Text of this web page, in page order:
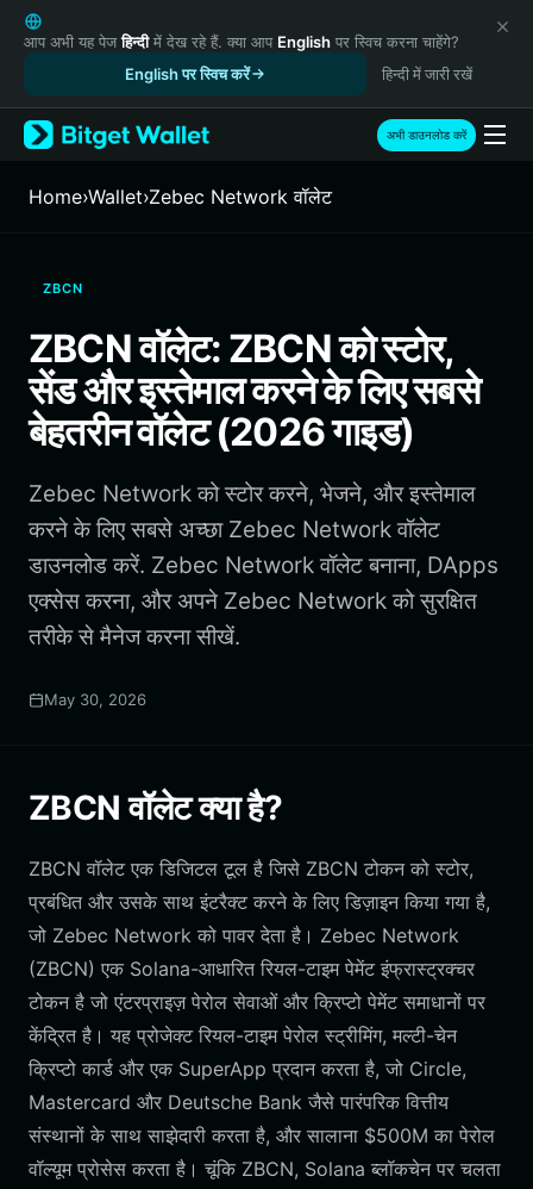
English
日本語
Русский
Español (Latinoamérica)
Türkçe
Italiano
繁體中文
Português (Portugal)
Bahasa Indonesia
ภาษาไทย
हिन्दी
Português (Brasil)
Español (Argentina)
आप अभी यह पेजहिन्दीमें देख रहे हैं. क्या आप English पर स्विच करना चाहेंगे?
English पर स्विच करें
हिन्दी में जारी रखें
अभी डाउनलोड करें
Home›Wallet›Zebec Network वॉलेट
ZBCN
ZBCN वॉलेट: ZBCN को स्टोर,
सेंड और इस्तेमाल करने के लिए सबसे
बेहतरीन वॉलेट (2026 गाइड)
Zebec Network को स्टोर करने, भेजने, और इस्तेमाल
करने के लिए सबसे अच्छा Zebec Network वॉलेट
डाउनलोड करें. Zebec Network वॉलेट बनाना, DApps
एक्सेस करना, और अपने Zebec Network को सुरक्षित
तरीके से मैनेज करना सीखें.
May 30, 2026
ZBCN वॉलेट क्या है?
ZBCN वॉलेट एक डिजिटल टूल है जिसे ZBCN टोकन को स्टोर,
प्रबंधित और उसके साथ इंटरैक्ट करने के लिए डिज़ाइन किया गया है,
जो Zebec Network को पावर देता है। Zebec Network
(ZBCN) एक Solana-आधारित रियल-टाइम पेमेंट इंफ्रास्ट्रक्चर
टोकन है जो एंटरप्राइज़ पेरोल सेवाओं और क्रिप्टो पेमेंट समाधानों पर
केंद्रित है। यह प्रोजेक्ट रियल-टाइम पेरोल स्ट्रीमिंग, मल्टी-चेन
क्रिप्टो कार्ड और एक SuperApp प्रदान करता है, जो Circle,
Mastercard और Deutsche Bank जैसे पारंपरिक वित्तीय
संस्थानों के साथ साझेदारी करता है, और सालाना $500M का पेरोल
वॉल्यूम प्रोसेस करता है। चूंकि ZBCN, Solana ब्लॉकचेन पर चलता